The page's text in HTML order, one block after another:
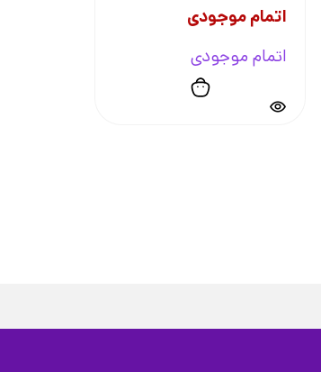
اتمام موجودی
اتمام موجودی